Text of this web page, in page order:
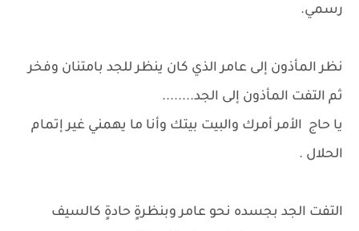
رسمي.
نظر المأذون إلى عامر الذي كان ينظر للجد بامتنان وفخر
ثم التفت المأذون إلى الجد........
يا حاج الأمر أمرك والبيت بيتك وأنا ما يهمني غير إتمام
الحلال .
التفت الجد بجسده نحو عامر وبنظرةٍ حادةٍ كالسيف